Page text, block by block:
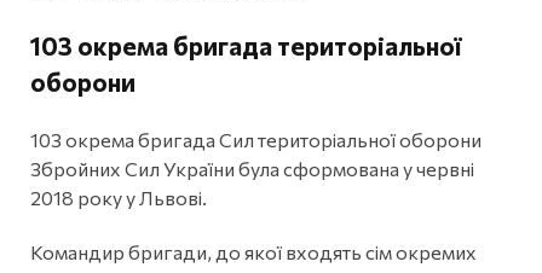
103 окрема бригада територіальної
оборони
103 окрема бригада Сил територіальної оборони
Збройних Сил України була сформована у червні
2018 року у Львові.
Командир бригади, до якої входять сім окремих